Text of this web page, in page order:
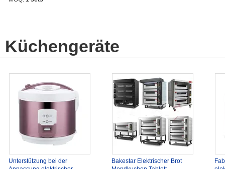
Küchengeräte
Unterstützung bei der
Bakestar Elektrischer Brot